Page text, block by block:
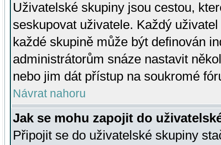
Uživatelské skupiny jsou cestou,
seskupovat uživatele. Každý
každé skupině může být definován
administrátorům snáze nastavit
nebo jim dát přístup na soukromé
Návrat nahoru
Jak se mohu zapojit do
Připojit se do uživatelské skupiny